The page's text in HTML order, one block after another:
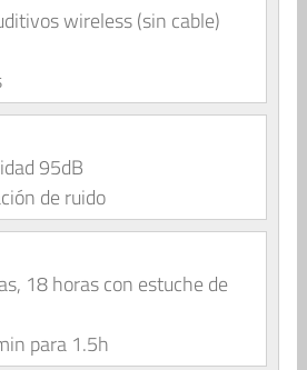
wireless (sin cable)
95dB
de ruido
18 horas con estuche de
para 1.5h